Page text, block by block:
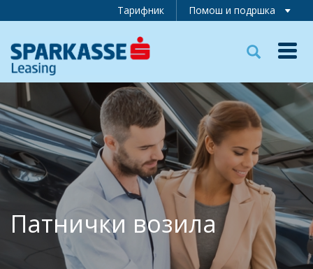
Помош и подршка
Тарифник
Патнички возила